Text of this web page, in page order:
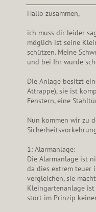
Hallo zusammen,
ich muss dir leider
möglich ist seine
schützen. Meine
und bei Ihr wurde
Die Anlage besitzt
Attrappe), sie ist
Fenstern, eine
Nun kommen wir zu
1: Alarmanlage:
Die Alarmanlage ist
da dies extrem teuer
vergleichen, sie
Kleingartenanlage
stört im Prinzip